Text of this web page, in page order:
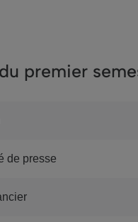
premier
de presse